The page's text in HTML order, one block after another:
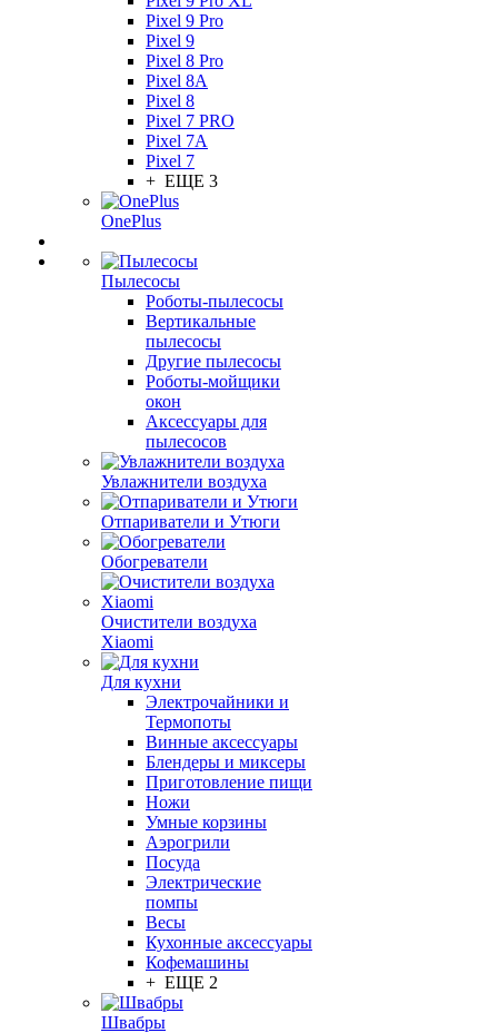
Pixel 9 Pro
Pixel 9
Pixel 8 Pro
Pixel 8A
Pixel 8
Pixel 7 PRO
Pixel 7A
Pixel 7
+ ЕЩЕ 3
OnePlus
Пылесосы
Роботы-пылесосы
Вертикальные
пылесосы
Другие пылесосы
Роботы-мойщики
окон
Аксессуары для
пылесосов
Увлажнители воздуха
Отпариватели и Утюги
Обогреватели
Очистители воздуха
Xiaomi
Для кухни
Электрочайники и
Термопоты
Винные аксессуары
Блендеры и миксеры
Приготовление пищи
Ножи
Умные корзины
Аэрогрили
Посуда
Электрические
помпы
Весы
Кухонные аксессуары
Кофемашины
+ ЕЩЕ 2
Швабры